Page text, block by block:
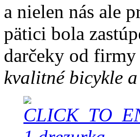
a nielen nás ale
pätici bola
darčeky od firmy
kvalitné bicykle